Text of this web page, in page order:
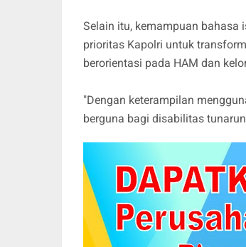
Selain itu, kemampuan bahasa
prioritas Kapolri untuk
berorientasi pada HAM dan
"Dengan keterampilan
berguna bagi disabilitas